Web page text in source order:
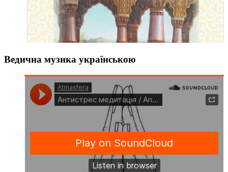
Ведична музика українською